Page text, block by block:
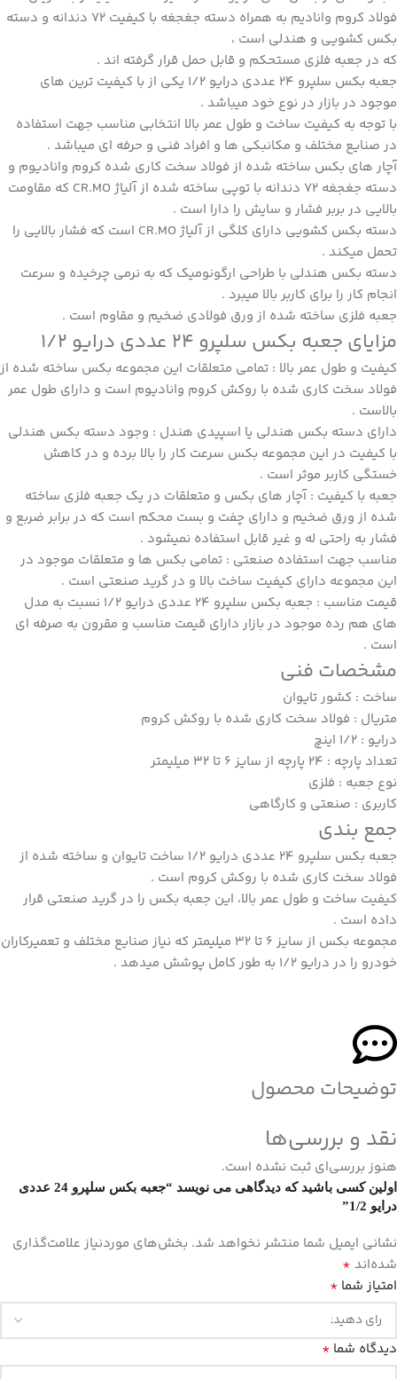
فولاد کروم وانادیم به همراه دسته جغجغه با کیفیت 72 دندانه و دسته
بکس کشویی و هندلی است ،
که در جعبه فلزی مستحکم و قابل حمل قرار گرفته اند .
جعبه بکس سلپرو
24 عددی درایو 1/2 یکی از با کیفیت ترین های
موجود در بازار در نوع خود میباشد .
با توجه به کیفیت ساخت و طول عمر بالا انتخابی مناسب جهت استفاده
در صنایع مختلف و مکانبکی ها و افراد فنی و حرفه ای میباشد .
آچار های بکس ساخته شده از فولاد سخت کاری شده کروم وانادیوم و
دسته جغجغه 72 دندانه با توپی ساخته شده از آلیاژ CR.MO که مقاومت
بالایی در بربر فشار و سایش را دارا است .
دسته بکس کشویی دارای کلگی از آلیاژ CR.MO است که فشار بالایی را
تحمل میکند .
دسته بکس هندلی با طراحی ارگونومیک که به نرمی چرخیده و سرعت
انجام کار را برای کاربر بالا میبرد .
جعبه فلزی ساخته شده از ورق فولادی ضخیم و مقاوم است .
مزایای جعبه بکس سلپرو 24 عددی درایو 1/2
کیفیت و طول عمر بالا : تمامی متعلقات این مجموعه بکس ساخته شده از
فولاد سخت کاری شده با روکش کروم وانادیوم است و دارای طول عمر
بالاست .
دارای دسته بکس هندلی یا اسپیدی هندل : وجود دسته بکس هندلی
با کیفیت در این مجموعه بکس سرعت کار را بالا برده و در کاهش
خستگی کاربر موثر است .
جعبه با کیفیت : آچار های بکس و متعلقات در یک جعبه فلزی ساخته
شده از ورق ضخیم و دارای چفت و بست محکم است که در برابر ضربع و
فشار به راحتی له و غیر قابل استفاده نمیشود .
مناسب جهت استفاده صنعتی : تمامی بکس ها و متعلقات موجود در
این مجموعه دارای کیفیت ساخت بالا و در گرید صنعتی است .
قیمت مناسب : جعبه بکس سلپرو 24
عددی درایو 1/2 نسبت به مدل
های هم رده موجود در بازار دارای قیمت مناسب و مقرون به صرفه ای
است .
مشخصات فنی
ساخت : کشور تایوان
متریال : فولاد سخت کاری شده با روکش کروم
درایو : 1/2 اینچ
تعداد پارچه : 24 پارچه از سایز 6 تا 32 میلیمتر
نوع جعبه : فلزی
کاربری : صنعتی و کارگاهی
جمع بندی
جعبه بکس سلپرو 24 عددی درایو 1/2 ساخت تایوان و ساخته شده از
فولاد سخت کاری شده با روکش کروم است .
کیفیت ساخت و طول عمر بالا، این جعبه بکس را در گرید صنعتی قرار
داده است .
مجموعه بکس از سایز 6 تا 32 میلیمتر که نیاز صنایع مختلف و تعمیرکاران
خودرو را در درایو 1/2 به طور کامل پوشش میدهد .
توضیحات محصول
نقد و بررسی‌ها
هنوز بررسی‌ای ثبت نشده است.
اولین کسی باشید که دیدگاهی می نویسد “جعبه بکس سلپرو 24 عددی
درایو 1/2”
نشانی ایمیل شما منتشر نخواهد شد. بخش‌های موردنیاز علامت‌گذاری
شده‌اند *
امتیاز شما *
دیدگاه شما *